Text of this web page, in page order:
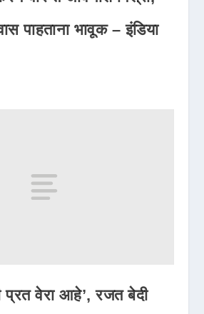
पाहताना भावूक – इंडिया
प्रत वेरा आहे’, रजत बेदी